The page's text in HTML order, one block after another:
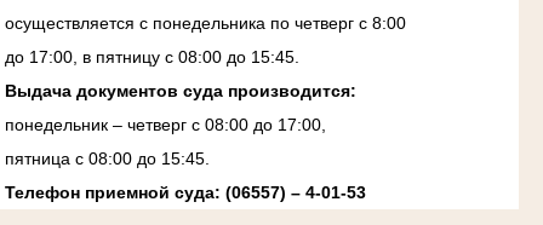
осуществляется с понедельника по четверг с 8:00
до 17:00, в пятницу с 08:00 до 15:45.
Выдача документов суда производится:
понедельник – четверг с 08:00 до 17:00,
пятница с 08:00 до 15:45.
Телефон приемной суда: (06557) – 4-01-53